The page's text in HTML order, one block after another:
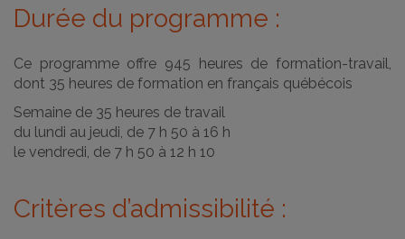
Durée du programme :
Ce programme offre 945 heures de formation-travail,
dont 35 heures de formation en français québécois
Semaine de 35 heures de travail
du lundi au jeudi, de 7 h 50 à 16 h
le vendredi, de 7 h 50 à 12 h 10
Critères d’admissibilité :